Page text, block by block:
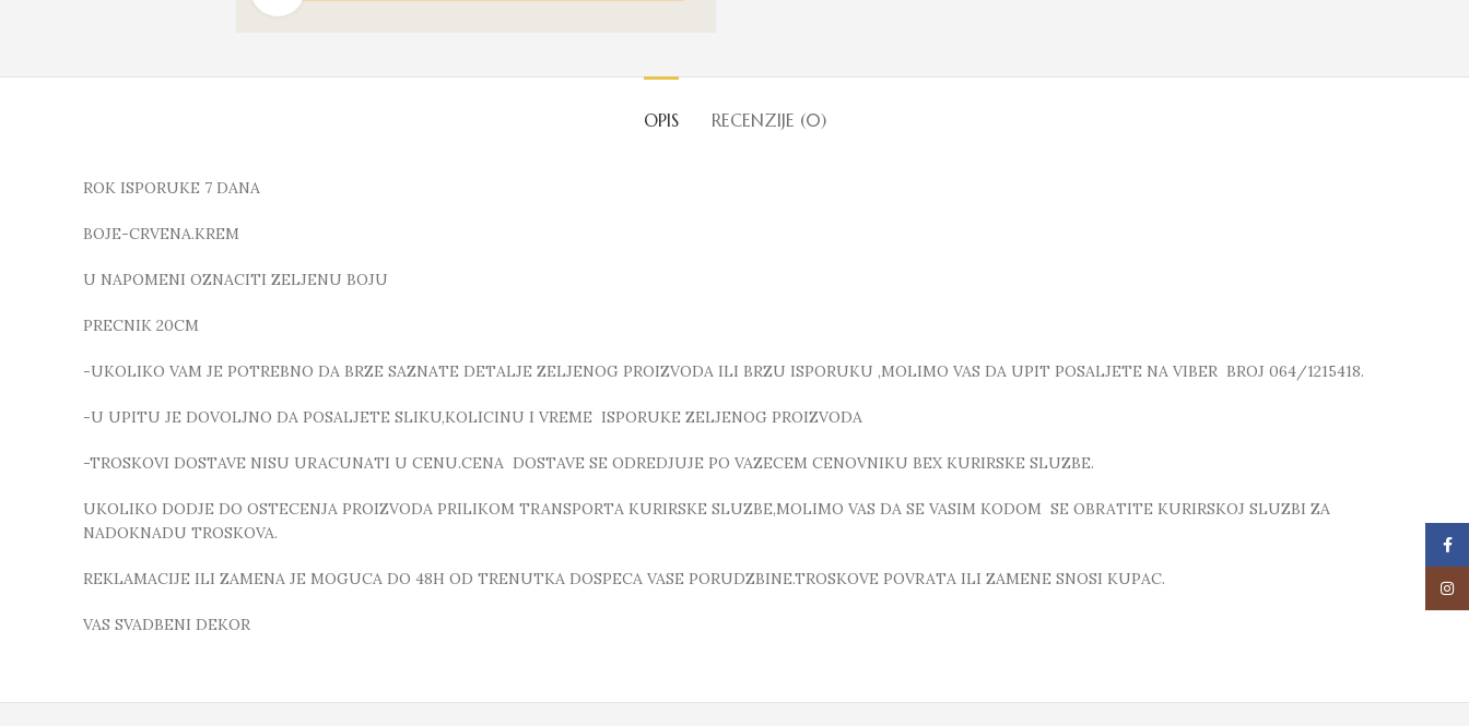
OPIS RECENZIJE (0)
ROK ISPORUKE 7 DANA
BOJE-CRVENA.KREM
U NAPOMENI OZNACITI ZELJENU BOJU
PRECNIK 20CM
-UKOLIKO VAM JE POTREBNO DA BRZE SAZNATE DETALJE ZELJENOG PROIZVODA ILI BRZU ISPORUKU ,MOLIMO VAS DA UPIT POSALJETE NA VIBER BROJ 064/1215418.
-U UPITU JE DOVOLJNO DA POSALJETE SLIKU,KOLICINU I VREME ISPORUKE ZELJENOG PROIZVODA
-TROSKOVI DOSTAVE NISU URACUNATI U CENU.CENA DOSTAVE SE ODREDJUJE PO VAZECEM CENOVNIKU BEX KURIRSKE SLUZBE.
UKOLIKO DODJE DO OSTECENJA PROIZVODA PRILIKOM TRANSPORTA KURIRSKE SLUZBE,MOLIMO VAS DA SE VASIM KODOM SE OBRATITE KURIRSKOJ SLUZBI ZA
NADOKNADU TROSKOVA.
REKLAMACIJE ILI ZAMENA JE MOGUCA DO 48H OD TRENUTKA DOSPECA VASE PORUDZBINE.TROSKOVE POVRATA ILI ZAMENE SNOSI KUPAC.
VAS SVADBENI DEKOR